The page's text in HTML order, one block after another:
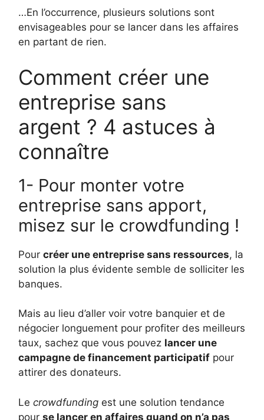
…En l’occurrence, plusieurs solutions sont
envisageables pour se lancer dans les affaires
en partant de rien.
Comment créer une
entreprise sans
argent ? 4 astuces à
connaître
1- Pour monter votre
entreprise sans apport,
misez sur le crowdfunding !
Pour créer une entreprise sans ressources, la
solution la plus évidente semble de solliciter les
banques.
Mais au lieu d’aller voir votre banquier et de
négocier longuement pour profiter des meilleurs
taux, sachez que vous pouvez lancer une
campagne de financement participatif pour
attirer des donateurs.
Le crowdfunding est une solution tendance
pour se lancer en affaires quand on n’a pas